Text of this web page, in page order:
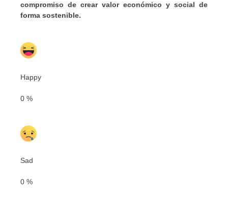
compromiso de crear valor económico y social de
forma sostenible.
Happy
0 %
Sad
0 %